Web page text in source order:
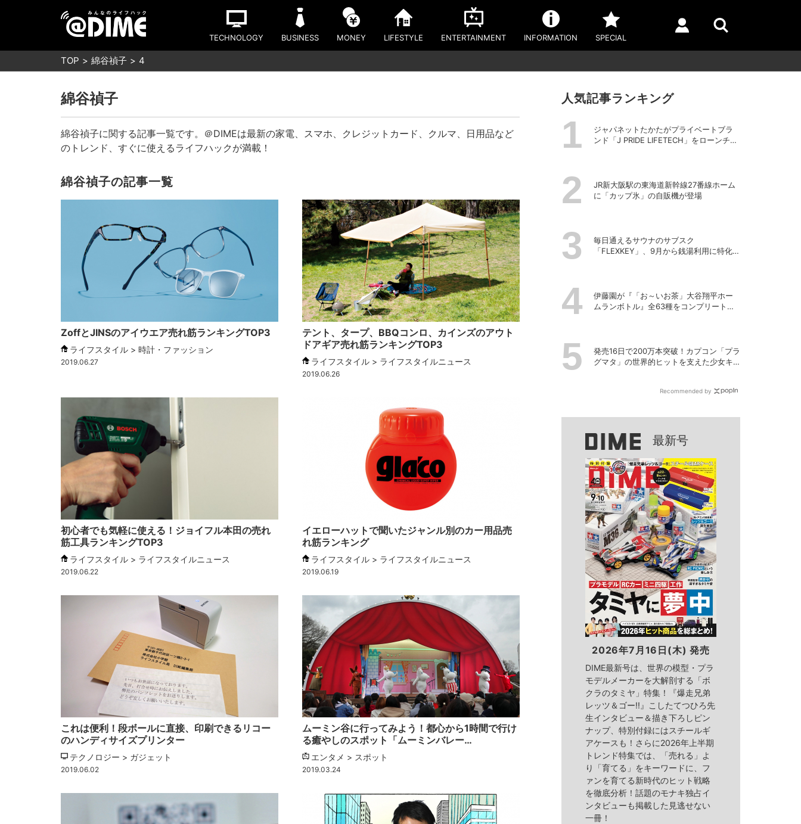
TECHNOLOGY BUSINESS MONEY LIFESTYLE ENTERTAINMENT INFORMATION SPECIAL
TOP 綿谷禎子 4
綿谷禎子
綿谷禎子に関する記事一覧です。＠DIMEは最新の家電、スマホ、クレジットカード、クルマ、日用品など
のトレンド、すぐに使えるライフハックが満載！
綿谷禎子の記事一覧
ZoffとJINSのアイウエア売れ筋ランキングTOP3
ライフスタイル > 時計・ファッション
2019.06.27
テント、タープ、BBQコンロ、カインズのアウト
ドアギア売れ筋ランキングTOP3
ライフスタイル > ライフスタイルニュース
2019.06.26
初心者でも気軽に使える！ジョイフル本田の売れ
筋工具ランキングTOP3
ライフスタイル > ライフスタイルニュース
2019.06.22
イエローハットで聞いたジャンル別のカー用品売
れ筋ランキング
ライフスタイル > ライフスタイルニュース
2019.06.19
これは便利！段ボールに直接、印刷できるリコー
のハンディサイズプリンター
テクノロジー > ガジェット
2019.06.02
ムーミン谷に行ってみよう！都心から1時間で行け
る癒やしのスポット「ムーミンバレー…
エンタメ > スポット
2019.03.24
人気記事ランキング
ジャパネットたかたがプライベートブラ
ンド「J PRIDE LIFETECH」をローンチ、
JR新大阪駅の東海道新幹線27番線ホーム
に「カップ氷」の自販機が登場
毎日通えるサウナのサブスク
「FLEXKEY」、9月から銭湯利用に特化し
伊藤園が『「お～いお茶」大谷翔平ホー
ムランボトル』全63種をコンプリートし
発売16日で200万本突破！カプコン「プラ
グマタ」の世界的ヒットを支えた少女キ
Recommended by
最新号
2026年7月16日(木) 発売
DIME最新号は、世界の模型・プラ
モデルメーカーを大解剖する「ボ
クラのタミヤ」特集！『爆走兄弟
レッツ＆ゴー!!』こしたてつひろ先
生インタビュー＆描き下ろしピン
ナップ、特別付録にはスチールギ
アケースも！さらに2026年上半期
トレンド特集では、「売れる」よ
り「育てる」をキーワードに、フ
ァンを育てる新時代のヒット戦略
を徹底分析！話題のモナキ独占イ
ンタビューも掲載した見逃せない
一冊！